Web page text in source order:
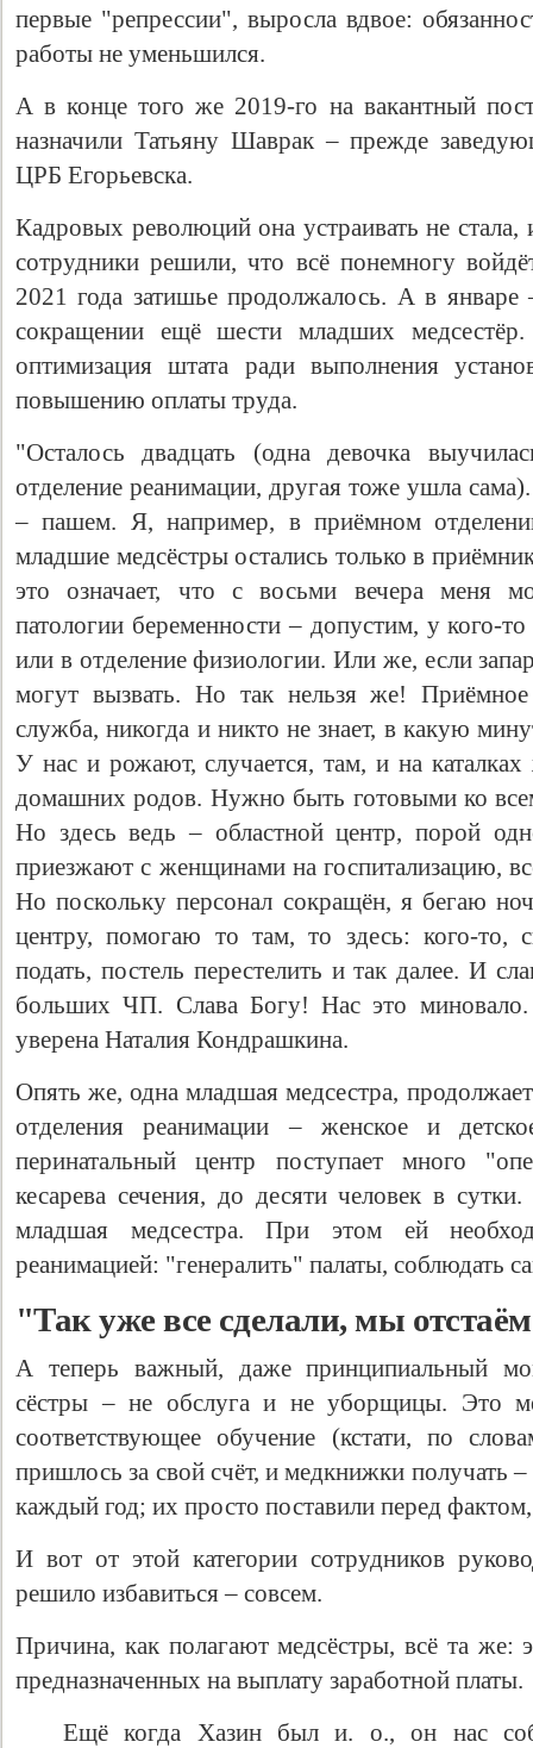
первые "репрессии", выросла вдвое:
работы не уменьшился.
А в конце того же 2019-го на вакантный
назначили Татьяну Шаврак – прежде
ЦРБ Егорьевска.
Кадровых революций она устраивать не
сотрудники решили, что всё понемногу
2021 года затишье продолжалось. А в
сокращении ещё шести младших
оптимизация штата ради выполнения
повышению оплаты труда.
"Осталось двадцать (одна девочка
отделение реанимации, другая тоже ушла
– пашем. Я, например, в приёмном
младшие медсёстры остались только в
это означает, что с восьми вечера меня
патологии беременности – допустим, у кого-
или в отделение физиологии. Или же, если
могут вызвать. Но так нельзя же! Приёмное
служба, никогда и никто не знает, в какую
У нас и рожают, случается, там, и на
домашних родов. Нужно быть готовыми ко
Но здесь ведь – областной центр, порой
приезжают с женщинами на госпитализацию,
Но поскольку персонал сокращён, я бегаю
центру, помогаю то там, то здесь: кого-то,
подать, постель перестелить и так далее. И
больших ЧП. Слава Богу! Нас это
уверена Наталия Кондрашкина.
Опять же, одна младшая медсестра,
отделения реанимации – женское и
перинатальный центр поступает много
кесарева сечения, до десяти человек в
младшая медсестра. При этом ей
реанимацией: "генералить" палаты, соблюдать
"Так уже все сделали, мы
А теперь важный, даже принципиальный
сёстры – не обслуга и не уборщицы. Это
соответствующее обучение (кстати, по
пришлось за свой счёт, и медкнижки получать –
каждый год; их просто поставили перед
И вот от этой категории сотрудников
решило избавиться – совсем.
Причина, как полагают медсёстры, всё та же:
предназначенных на выплату заработной платы.
Ещё когда Хазин был и. о., он нас